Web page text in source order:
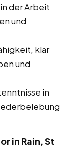
der Arbeit
und
klar
und
in
in Rain, St